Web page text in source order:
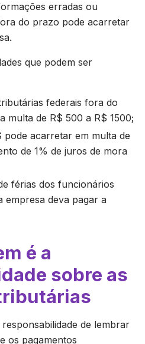
erradas ou
do prazo pode acarretar
que podem ser
federais fora do
multa de R$ 500 a R$ 1500;
acarretar em multa de
de 1% de juros de mora
férias dos funcionários
empresa deva pagar a
é a
sobre as
de lembrar
os pagamentos